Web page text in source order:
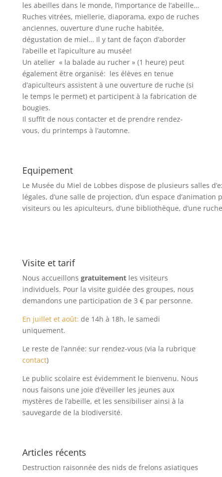
les abeilles dans le monde, l’importance de l’abeille…
Ruches vitrées, miellerie, diaporama, expo de ruches
anciennes, ouverture d’une ruche habitée,
dégustation de miel… Il y tant de façon d’aborder
l’abeille et l’apiculture au musée!
Un atelier « la balade au rucher » (1 heure) peut
également être organisé: les élèves en tenue
d’apiculteurs assistent à une ouverture de ruche (si
le temps le permet) et participent à la fabrication de
bougies.
Il suffit de nous contacter et de prendre rendez-
vous, du printemps à l’automne.
Equipement
Le Musée du Miel de Lobbes dispose de plusieurs salles
légales, d’une salle de projection, d’un espace
visiteurs ou les apiculteurs, d’une bibliothèque, d’une
Visite et tarif
Nous accueillons gratuitementles visiteurs
individuels. Pour la visite guidée des groupes, nous
demandons une participation de 3 € par personne.
En juillet et août: de 14h à 18h, le samedi
uniquement.
Le reste de l’année: sur rendez-vous (via la rubrique
contact)
Le public scolaire est évidemment le bienvenu. Nous
nous faisons une joie d’éveiller les jeunes aux
mystères de l’abeille, et les sensibiliser ainsi à la
sauvegarde de la biodiversité.
Articles récents
Destruction raisonnée des nids de frelons asiatiques